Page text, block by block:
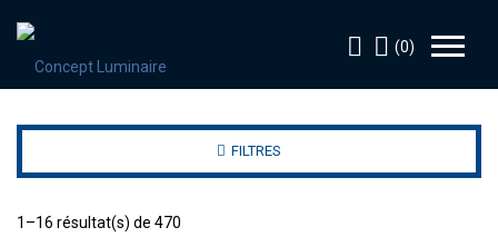
(0)
FILTRES
1–16 résultat(s) de 470